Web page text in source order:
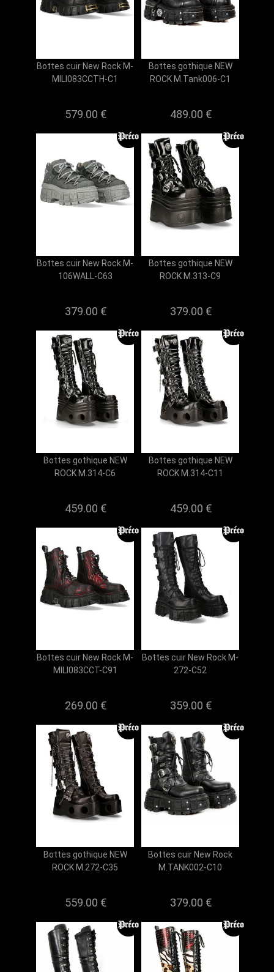
Bottes cuir New Rock M-
MILI083CCTH-C1
579.00 €
Bottes gothique NEW
ROCK M.Tank006-C1
489.00 €
Bottes cuir New Rock M-
106WALL-C63
379.00 €
Bottes gothique NEW
ROCK M.313-C9
379.00 €
Bottes gothique NEW
ROCK M.314-C6
459.00 €
Bottes gothique NEW
ROCK M.314-C11
459.00 €
Bottes cuir New Rock M-
MILI083CCT-C91
269.00 €
Bottes cuir New Rock M-
272-C52
359.00 €
Bottes gothique NEW
ROCK M.272-C35
559.00 €
Bottes cuir New Rock
M.TANK002-C10
379.00 €